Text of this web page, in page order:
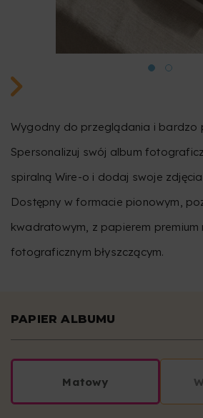
Wygodny do przeglądania i bardzo
Spersonalizuj swój album
spiralną Wire-o i dodaj swoje
Dostępny w formacie pionowym,
kwadratowym, z papierem premium
fotograficznym błyszczącym.
PAPIER ALBUMU
Matowy